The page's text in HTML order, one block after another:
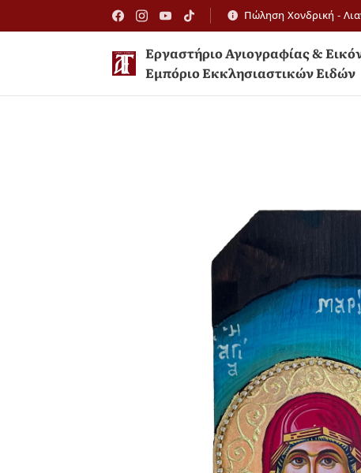
Πώληση Χονδρική -
Εργαστήριο Αγιογραφίας &
Εμπόριο Εκκλησιαστικών Ειδών